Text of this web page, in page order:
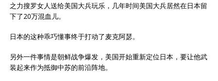
之力搜罗女人送给美国大兵玩乐，几年时间美国大兵居然在日本留
下了20万混血儿。
日本的这种乖巧懂事终于打动了麦克阿瑟。
另外一件事情是朝鲜战争爆发，美国开始重新定位日本，要让他武
装起来作为抵御中苏的前沿阵地。